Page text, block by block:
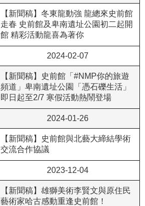
【新聞稿】冬東龍動強 龍總來史前館
走春 史前館及卑南遺址公園初二起開
館 精彩活動龍喜為著你
2024-02-07
【新聞稿】史前館「#NMP你的旅遊
頻道」卑南遺址公園「憑石礫生活」
即日起至2/7 寒假活動熱鬧登場
2024-01-26
【新聞稿】史前館與北藝大締結學術
交流合作協議
2023-12-04
【新聞稿】雄獅美術李賢文與原住民
藝術家哈古感動重逢史前館！